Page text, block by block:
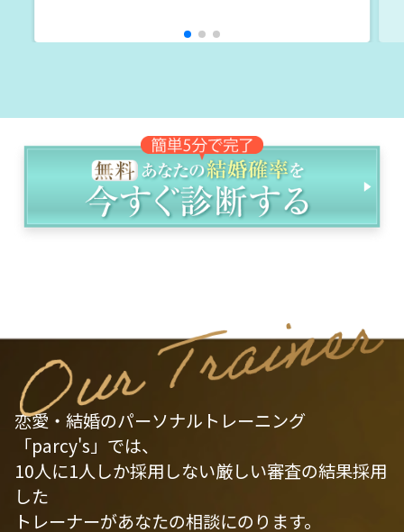
恋愛・結婚のパーソナルトレーニング
「parcy's」では、
10人に1人しか採用しない厳しい審査の結果採用
した
トレーナーがあなたの相談にのります。